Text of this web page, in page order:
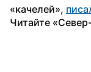
«качелей»,
Читайте